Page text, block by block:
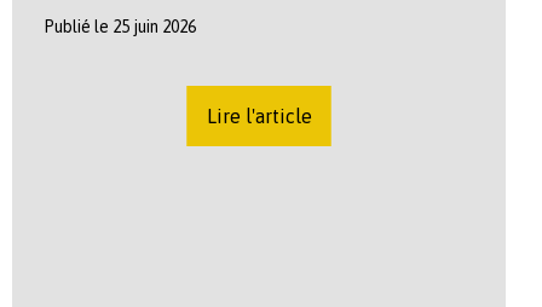
Publié le 25 juin 2026
Lire l'article